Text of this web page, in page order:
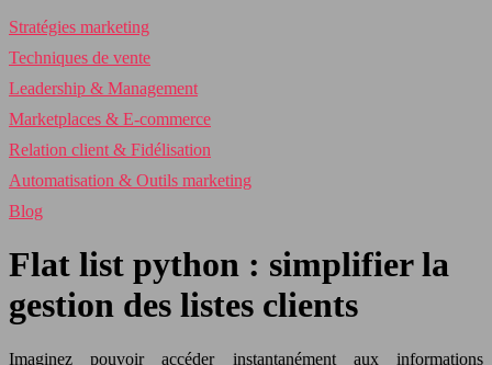
Stratégies marketing
Techniques de vente
Leadership & Management
Marketplaces & E-commerce
Relation client & Fidélisation
Automatisation & Outils marketing
Blog
Flat list python : simplifier la
gestion des listes clients
Imaginez pouvoir accéder instantanément aux informations